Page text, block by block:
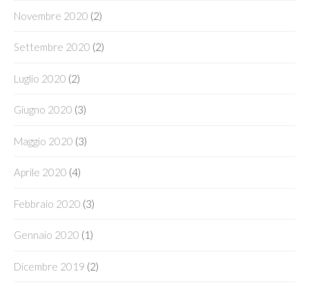
Novembre 2020 (2)
Settembre 2020 (2)
Luglio 2020 (2)
Giugno 2020 (3)
Maggio 2020 (3)
Aprile 2020 (4)
Febbraio 2020 (3)
Gennaio 2020 (1)
Dicembre 2019 (2)